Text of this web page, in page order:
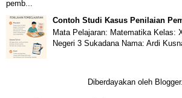
pemb...
Contoh Studi Kasus Penilaian
Mata Pelajaran: Matematika Kelas:
Negeri 3 Sukadana Nama: Ardi
Diberdayakan oleh Blogger.